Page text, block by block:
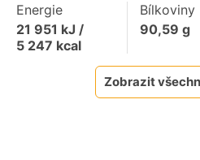
Energie
21 951 kJ /
5 247 kcal
Bílkoviny
90,59 g
Zobrazit